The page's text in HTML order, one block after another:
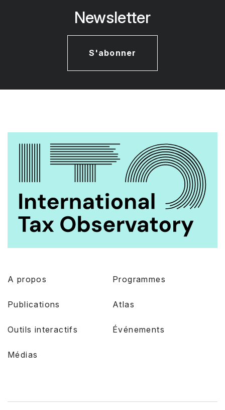
Newsletter
S'abonner
A propos Programmes
Publications Atlas
Outils interactifs Événements
Médias